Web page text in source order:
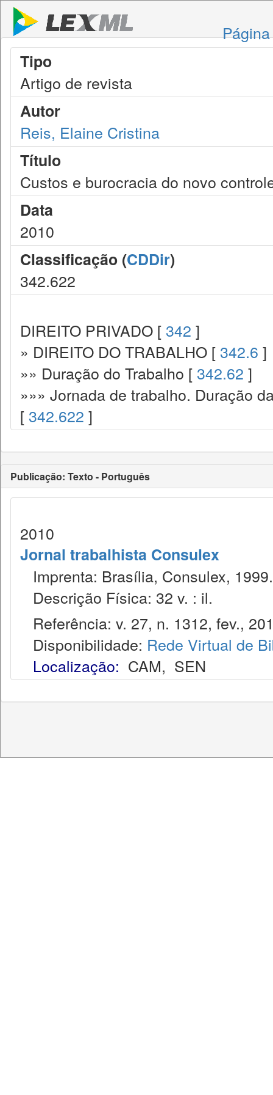
Tipo
Artigo de revista
Autor
Reis, Elaine Cristina
Título
Custos e burocracia do novo
Data
2010
Classificação (CDDir)
342.622
DIREITO PRIVADO [ 342 ]
» DIREITO DO TRABALHO [ 342.6 ]
»» Duração do Trabalho [ 342.62 ]
»»» Jornada de trabalho. Duração
[ 342.622 ]
Publicação: Texto - Português
2010
Jornal trabalhista Consulex
Imprenta: Brasília, Consulex, 1999.
Descrição Física: 32 v. : il.
Referência: v. 27, n. 1312, fev.,
Disponibilidade: Rede Virtual de
Localização: CAM, SEN